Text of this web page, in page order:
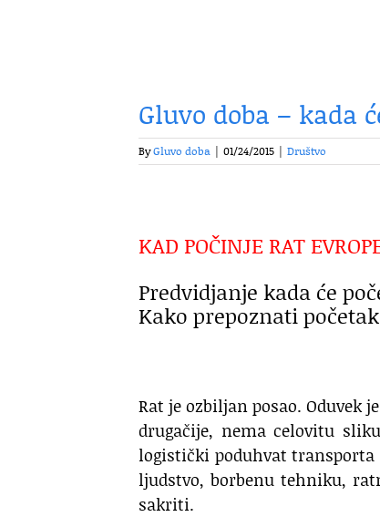
Gluvo doba – kada
ByGluvo doba | 01/24/2015 | Društvo
KAD POČINJE RAT
Predvidjanje kada će
Kako prepoznati
Rat je ozbiljan posao. Oduvek
drugačije, nema celovitu
logistički poduhvat
ljudstvo, borbenu tehniku,
sakriti.